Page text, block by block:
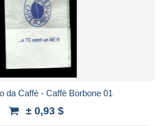
da Caffè - Caffè Borbone 01
± 0,93 $